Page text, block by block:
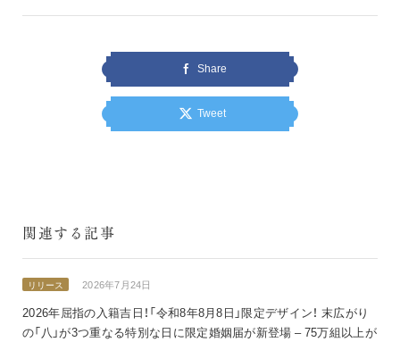
Share
Tweet
関連する記事
リリース 2026年7月24日
2026年屈指の入籍吉日！「令和8年8月8日」限定デザイン！ 末広がり
の「八」が3つ重なる特別な日に限定婚姻届が新登場 – 75万組以上が